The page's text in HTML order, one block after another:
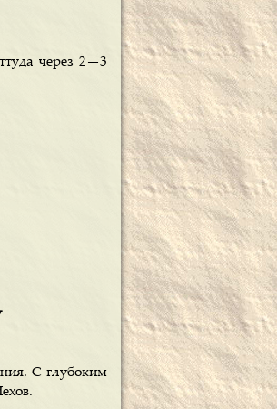
через 2—3
С глубоким